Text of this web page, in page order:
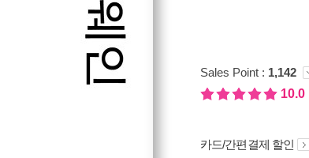
Sales Point : 1,142
10.0
카드/간편결제 할인